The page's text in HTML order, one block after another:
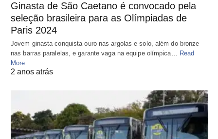
Ginasta de São Caetano é convocado pela
seleção brasileira para as Olímpiadas de
Paris 2024
Jovem ginasta conquista ouro nas argolas e solo, além do bronze
nas barras paralelas, e garante vaga na equipe olímpica… Read
More
2 anos atrás